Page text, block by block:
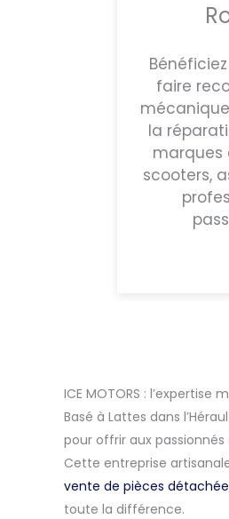
faire
la
marques
scooters,
ICE MOTORS :
Basé à Lattes dans
pour offrir aux
Cette entreprise
vente de pièces
toute la différence.